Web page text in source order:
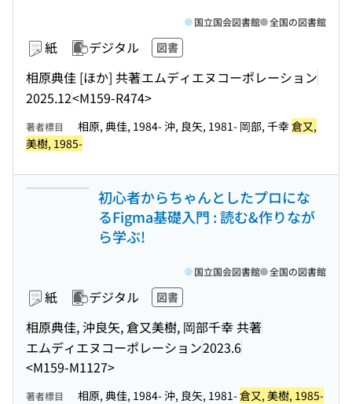
紙 デジタル 図書
相原典佳 [ほか] 共著エムディエヌコーポレーション
2025.12<M159-R474>
国立国会図書館 全国の図書館
著者標目 相原, 典佳, 1984- 沖, 良矢, 1981- 岡部, 千幸倉又,
美樹, 1985-
初心者からちゃんとしたプロにな
るFigma基礎入門 : 読む&作りなが
ら学ぶ!
紙 デジタル 図書
相原典佳, 沖良矢, 倉又美樹, 岡部千幸 共著
エムディエヌコーポレーション2023.6
<M159-M1127>
国立国会図書館 全国の図書館
著者標目 相原, 典佳, 1984- 沖, 良矢, 1981-倉又, 美樹, 1985-